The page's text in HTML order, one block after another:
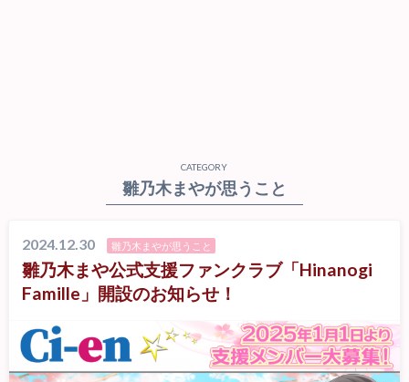
CATEGORY
雛乃木まやが思うこと
2024.12.30 雛乃木まやが思うこと
雛乃木まや公式支援ファンクラブ「Hinanogi
Famille」開設のお知らせ！